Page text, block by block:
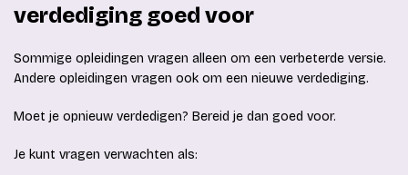
verdediging goed voor
Sommige opleidingen vragen alleen om een verbeterde versie.
Andere opleidingen vragen ook om een nieuwe verdediging.
Moet je opnieuw verdedigen? Bereid je dan goed voor.
Je kunt vragen verwachten als: